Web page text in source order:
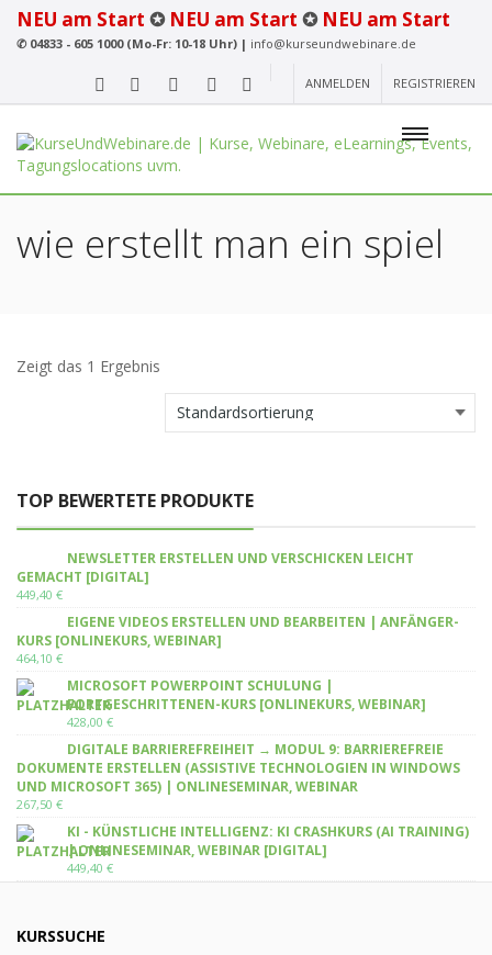
NEU am Start ✪ NEU am Start ✪ NEU am Start
✆04833 - 605 1000 (Mo-Fr: 10-18 Uhr) | info@kurseundwebinare.de
ANMELDEN REGISTRIEREN
wie erstellt man ein spiel
Zeigt das 1 Ergebnis
TOP BEWERTETE PRODUKTE
NEWSLETTER ERSTELLEN UND VERSCHICKEN LEICHT
GEMACHT [DIGITAL]
449,40 €
EIGENE VIDEOS ERSTELLEN UND BEARBEITEN | ANFÄNGER-
KURS [ONLINEKURS, WEBINAR]
464,10 €
MICROSOFT POWERPOINT SCHULUNG |
FORTGESCHRITTENEN-KURS [ONLINEKURS, WEBINAR]
428,00 €
DIGITALE BARRIEREFREIHEIT → MODUL 9: BARRIEREFREIE
DOKUMENTE ERSTELLEN (ASSISTIVE TECHNOLOGIEN IN WINDOWS
UND MICROSOFT 365) | ONLINESEMINAR, WEBINAR
267,50 €
KI - KÜNSTLICHE INTELLIGENZ: KI CRASHKURS (AI TRAINING)
| ONLINESEMINAR, WEBINAR [DIGITAL]
449,40 €
KURSSUCHE